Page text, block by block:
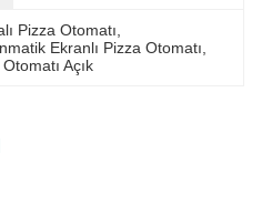
Pizza Otomatı
Ekranlı Pizza Otomatı
Açık